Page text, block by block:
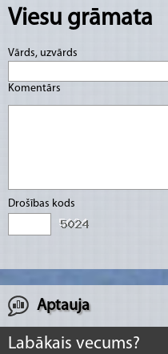
Viesu grāmata
Vārds, uzvārds
Komentārs
Drošības kods
Aptauja
Labākais vecums?